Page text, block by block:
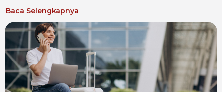
Baca Selengkapnya